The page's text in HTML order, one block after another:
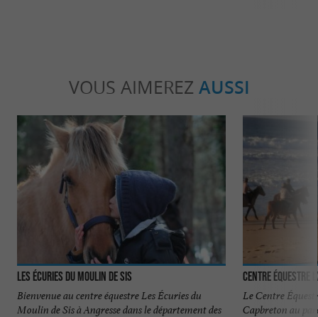
VOUS AIMEREZ AUSSI
Les Écuries du Moulin de Sis
Bienvenue au centre équestre Les Écuries du
Moulin de Sis à Angresse dans le département des
Centre Équestre
Le Centre
Capbreton au